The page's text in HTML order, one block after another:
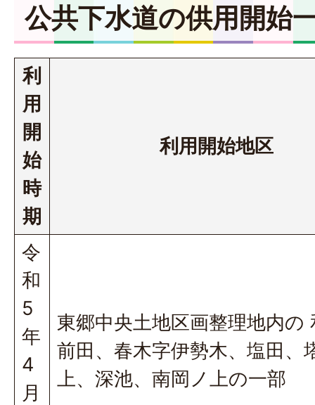
公共下水道の供用開始
利
用
開
始
時
期
利用開始地区
令
和
5
年
4
月
東郷中央土地区画整理地内の
前田、春木字伊勢木、塩田、
上、深池、南岡ノ上の一部